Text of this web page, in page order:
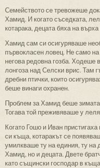
Семейството се тревожеше
Хамид. И когато съседката,
котарака, децата бяха на
Хамид сам си осигуряваше
първокласен ловец. Не само
негова редовна гозба. Ходеше
лонгоза над Селски врис. Там
дребни птички, които
беше винаги охранен.
Проблем за Хамид беше
Тогава той преживяваше у
Когато Гошо и Иван
си къща, котаракът се
умилкваше ту на единия, ту на
Хамид, но и децата. Двете
като същински господар в